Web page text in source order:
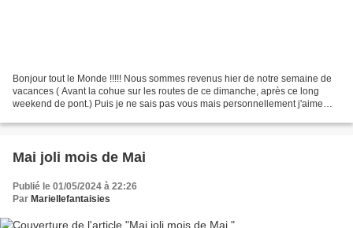
Bonjour tout le Monde !!!!! Nous sommes revenus hier de notre semaine de
vacances ( Avant la cohue sur les routes de ce dimanche, après ce long
weekend de pont.) Puis je ne sais pas vous mais personnellement j'aime
Mai joli mois de Mai
Publié le 01/05/2024 à 22:26
Par Mariellefantaisies